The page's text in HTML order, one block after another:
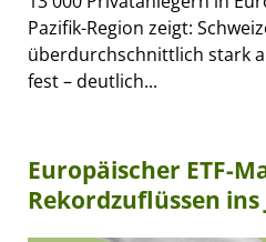
Pazifik-Region zeigt:
überdurchschnittlich stark
fest – deutlich...
Europäischer ETF-
Rekordzuflüssen ins